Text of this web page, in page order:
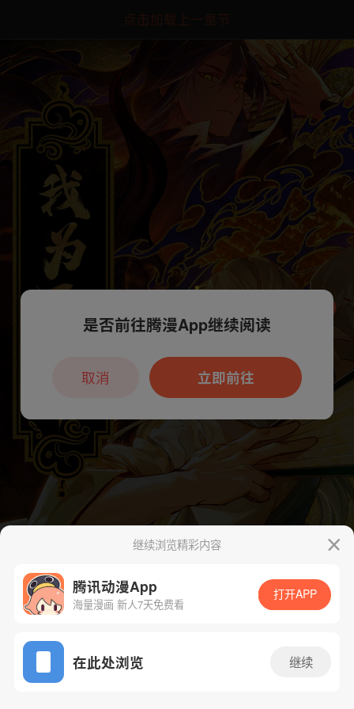
点击加载上一章节
App免费看
下一话 腾漫App免费看
继续浏览精彩内容
腾讯动漫App
海量漫画 新人7天免费看
打开APP
在此处浏览 继续
本章节仅支持App阅读，可打开App新用
户7天免费看
是否前往腾漫App继续阅读
立即前往
取消